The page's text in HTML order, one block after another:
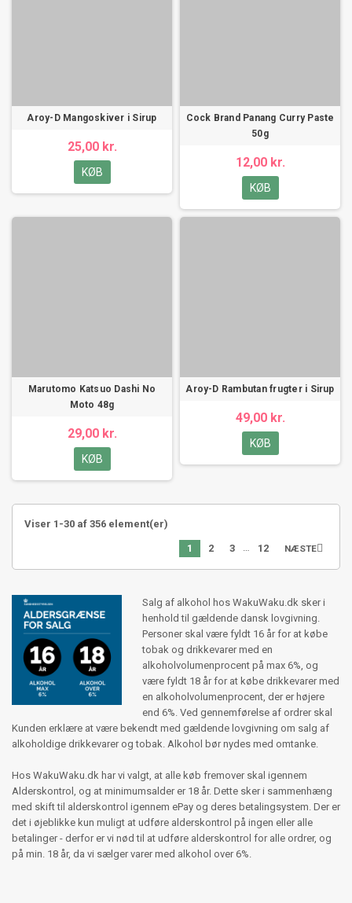
Aroy-D Mangoskiver i Sirup
25,00 kr.
KØB
Cock Brand Panang Curry Paste
50g
12,00 kr.
KØB
Marutomo Katsuo Dashi No
Moto 48g
29,00 kr.
KØB
Aroy-D Rambutan frugter i Sirup
49,00 kr.
KØB
Viser 1-30 af 356 element(er)
1 2 3 … 12 NÆSTE
Salg af alkohol hos WakuWaku.dk sker i
henhold til gældende dansk lovgivning.
Personer skal være fyldt 16 år for at købe
tobak og drikkevarer med en
alkoholvolumenprocent på max 6%, og
være fyldt 18 år for at købe drikkevarer med
en alkoholvolumenprocent, der er højere
end 6%. Ved gennemførelse af ordrer skal
Kunden erklære at være bekendt med gældende lovgivning om salg af
alkoholdige drikkevarer og tobak. Alkohol bør nydes med omtanke.
Hos WakuWaku.dk har vi valgt, at alle køb fremover skal igennem
Alderskontrol, og at minimumsalder er 18 år. Dette sker i sammenhæng
med skift til alderskontrol igennem ePay og deres betalingsystem. Der er
det i øjeblikke kun muligt at udføre alderskontrol på ingen eller alle
betalinger - derfor er vi nød til at udføre alderskontrol for alle ordrer, og
på min. 18 år, da vi sælger varer med alkohol over 6%.